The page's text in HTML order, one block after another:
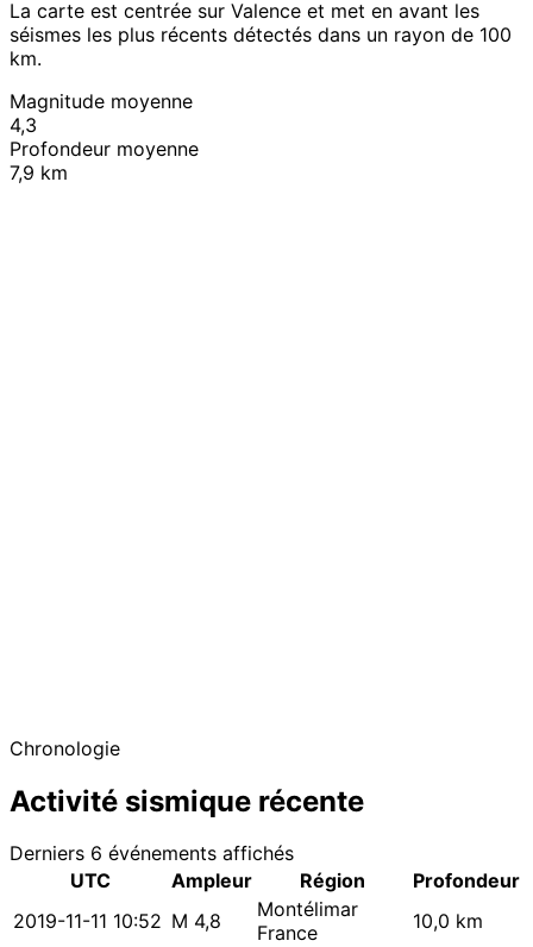
La carte est centrée sur Valence et met en avant les
séismes les plus récents détectés dans un rayon de 100
km.
Magnitude moyenne
4,3
Profondeur moyenne
7,9 km
Chronologie
Activité sismique récente
Derniers 6 événements affichés
UTC
Ampleur Région
Profondeur
2019-11-11 10:52 M 4,8
Montélimar
France
10,0 km